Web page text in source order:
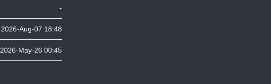
-
2026-Aug-07 18:48
2026-May-26 00:45